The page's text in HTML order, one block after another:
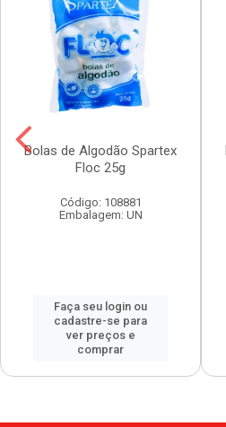
Bolas de Algodão Spartex
Floc 25g
Código: 108881
Embalagem: UN
Faça seu login ou
cadastre-se para
ver preços e
comprar